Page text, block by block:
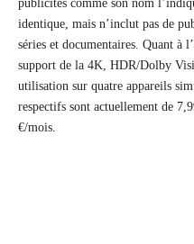
publicités comme son nom
identique, mais n’inclut pas de
séries et documentaires. Quant à
support de la 4K, HDR/Dolby
utilisation sur quatre appareils
respectifs sont actuellement de
€/mois.